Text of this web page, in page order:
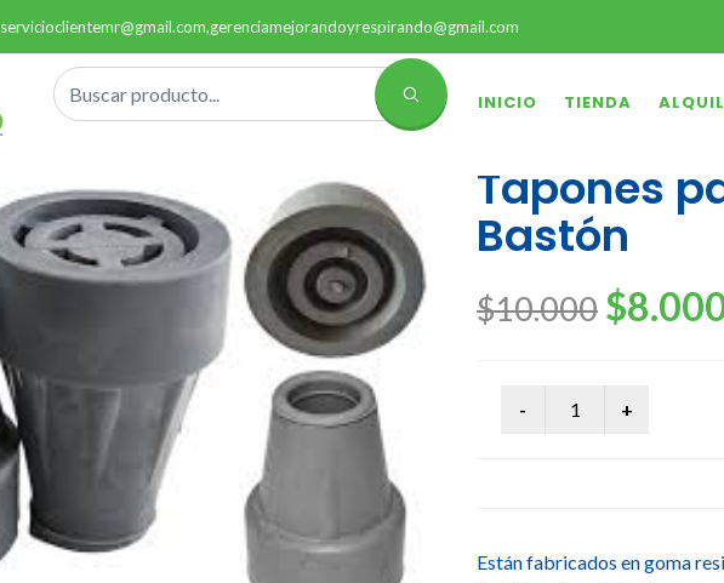
servicioclientemr@gmail.com,gerenciamejorandoyrespirando@gmail.com
INICIO TIENDA
Tapones
Bastón
$10.000
Están fabricados en goma